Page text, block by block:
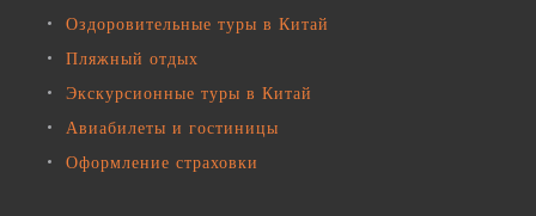
Оздоровительные туры в Китай
Пляжный отдых
Экскурсионные туры в Китай
Авиабилеты и гостиницы
Оформление страховки